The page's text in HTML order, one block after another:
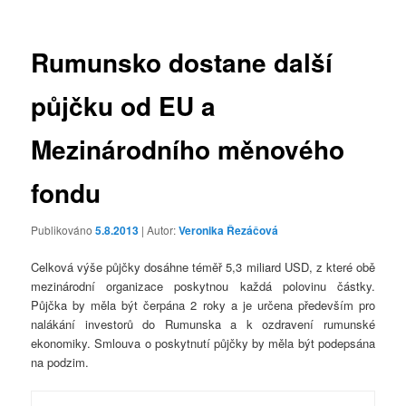
Rumunsko dostane další
půjčku od EU a
Mezinárodního měnového
fondu
Publikováno5.8.2013 | Autor:Veronika Řezáčová
Celková výše půjčky dosáhne téměř 5,3 miliard USD, z které obě
mezinárodní organizace poskytnou každá polovinu částky.
Půjčka by měla být čerpána 2 roky a je určena především pro
nalákání investorů do Rumunska a k ozdravení rumunské
ekonomiky. Smlouva o poskytnutí půjčky by měla být podepsána
na podzim.